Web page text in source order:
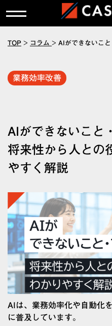
TOP > コラム > AIができないこ
業務効率改善
AIができないこと
将来性から人との
やすく解説
AIは、業務効率化や自動化
に普及しています。